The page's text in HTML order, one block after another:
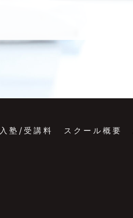
入塾/受講料 スクール概要